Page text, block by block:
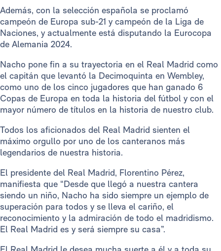
Además, con la selección española se proclamó
campeón de Europa sub-21 y campeón de la Liga de
Naciones, y actualmente está disputando la Eurocopa
de Alemania 2024.
Nacho pone fin a su trayectoria en el Real Madrid como
el capitán que levantó la Decimoquinta en Wembley,
como uno de los cinco jugadores que han ganado 6
Copas de Europa en toda la historia del fútbol y con el
mayor número de títulos en la historia de nuestro club.
Todos los aficionados del Real Madrid sienten el
máximo orgullo por uno de los canteranos más
legendarios de nuestra historia.
El presidente del Real Madrid, Florentino Pérez,
manifiesta que “Desde que llegó a nuestra cantera
siendo un niño, Nacho ha sido siempre un ejemplo de
superación para todos y se lleva el cariño, el
reconocimiento y la admiración de todo el madridismo.
El Real Madrid es y será siempre su casa”.